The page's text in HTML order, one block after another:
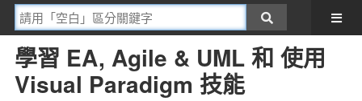
學習 EA, Agile & UML 和 使用
Visual Paradigm 技能